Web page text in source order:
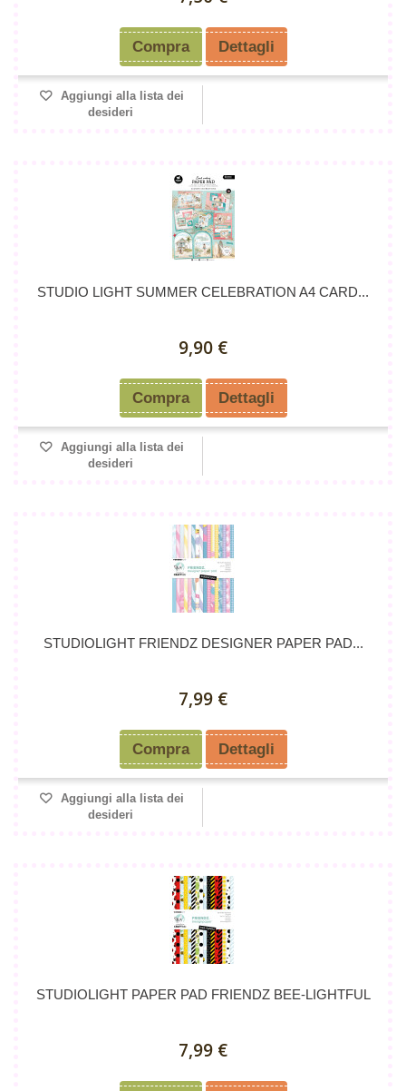
Compra Dettagli
Aggiungi alla lista dei
desideri
STUDIO LIGHT SUMMER CELEBRATION A4 CARD...
9,90 €
Compra Dettagli
Aggiungi alla lista dei
desideri
STUDIOLIGHT FRIENDZ DESIGNER PAPER PAD...
7,99 €
Compra Dettagli
Aggiungi alla lista dei
desideri
STUDIOLIGHT PAPER PAD FRIENDZ BEE-LIGHTFUL
7,99 €